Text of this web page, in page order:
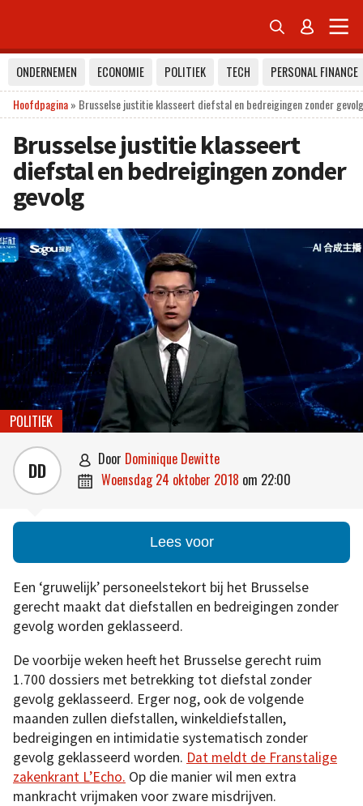
 
ONDERNEMEN ECONOMIE POLITIEK TECH
PERSONAL FINANCE
Hoofdpagina» Brusselse justitie klasseert diefstal en bedreigingen zonder gevolg
Brusselse justitie klasseert
diefstal en bedreigingen zonder
gevolg
POLITIEK
DD  door Dominique Dewitte
 woensdag 24 oktober 2018 om 22:00
Lees voor
Een ‘gruwelijk’ personeelstekort bij het Brusselse
gerecht maakt dat diefstallen en bedreigingen zonder
gevolg worden geklasseerd.
De voorbije weken heeft het Brusselse gerecht ruim
1.700 dossiers met betrekking tot diefstal zonder
gevolg geklasseerd. Erger nog, ook de volgende
maanden zullen diefstallen, winkeldiefstallen,
bedreigingen en intimidatie systematisch zonder
gevolg geklasseerd worden. Dat meldt de Franstalige
zakenkrant L’Echo. Op die manier wil men extra
mankracht vrijmaken voor zware misdrijven.